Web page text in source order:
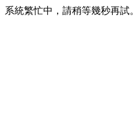
系統繁忙中，請稍等幾秒再試。